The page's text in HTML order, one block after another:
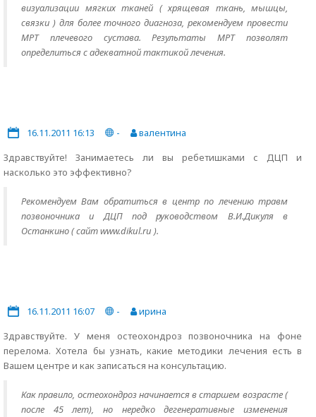
визуализации мягких тканей ( хрящевая ткань, мышцы,
связки ) для более точного диагноза, рекомендуем провести
МРТ плечевого сустава. Результаты МРТ позволят
определиться с адекватной тактикой лечения.
16.11.2011 16:13 -
валентина
Здравствуйте! Занимаетесь ли вы ребетишками с ДЦП и
насколько это эффективно?
Рекомендуем Вам обратиться в центр по лечению травм
позвоночника и ДЦП под руководством В.И.Дикуля в
Останкино ( сайт www.dikul.ru ).
16.11.2011 16:07 -
ирина
Здравствуйте. У меня остеохондроз позвоночника на фоне
перелома. Хотела бы узнать, какие методики лечения есть в
Вашем центре и как записаться на консультацию.
Как правило, остеохондроз начинается в старшем возрасте (
после 45 лет), но нередко дегенеративные изменения